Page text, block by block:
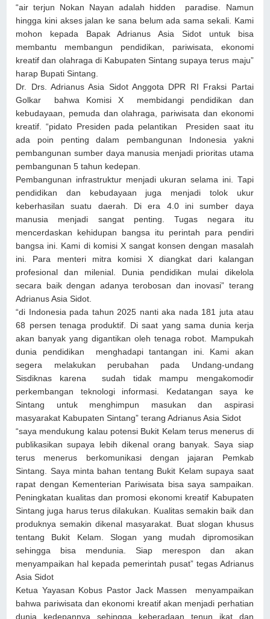
“air terjun Nokan Nayan adalah hidden paradise. Namun
hingga kini akses jalan ke sana belum ada sama sekali. Kami
mohon kepada Bapak Adrianus Asia Sidot untuk bisa
membantu membangun pendidikan, pariwisata, ekonomi
kreatif dan olahraga di Kabupaten Sintang supaya terus maju”
harap Bupati Sintang.
Dr. Drs. Adrianus Asia Sidot Anggota DPR RI Fraksi Partai
Golkar bahwa Komisi X membidangi pendidikan dan
kebudayaan, pemuda dan olahraga, pariwisata dan ekonomi
kreatif. “pidato Presiden pada pelantikan Presiden saat itu
ada poin penting dalam pembangunan Indonesia yakni
pembangunan sumber daya manusia menjadi prioritas utama
pembangunan 5 tahun kedepan.
Pembangunan infrastruktur menjadi ukuran selama ini. Tapi
pendidikan dan kebudayaan juga menjadi tolok ukur
keberhasilan suatu daerah. Di era 4.0 ini sumber daya
manusia menjadi sangat penting. Tugas negara itu
mencerdaskan kehidupan bangsa itu perintah para pendiri
bangsa ini. Kami di komisi X sangat konsen dengan masalah
ini. Para menteri mitra komisi X diangkat dari kalangan
profesional dan milenial. Dunia pendidikan mulai dikelola
secara baik dengan adanya terobosan dan inovasi” terang
Adrianus Asia Sidot.
“di Indonesia pada tahun 2025 nanti aka nada 181 juta atau
68 persen tenaga produktif. Di saat yang sama dunia kerja
akan banyak yang digantikan oleh tenaga robot. Mampukah
dunia pendidikan menghadapi tantangan ini. Kami akan
segera melakukan perubahan pada Undang-undang
Sisdiknas karena sudah tidak mampu mengakomodir
perkembangan teknologi informasi. Kedatangan saya ke
Sintang untuk menghimpun masukan dan aspirasi
masyarakat Kabupaten Sintang” terang Adrianus Asia Sidot
“saya mendukung kalau potensi Bukit Kelam terus menerus di
publikasikan supaya lebih dikenal orang banyak. Saya siap
terus menerus berkomunikasi dengan jajaran Pemkab
Sintang. Saya minta bahan tentang Bukit Kelam supaya saat
rapat dengan Kementerian Pariwisata bisa saya sampaikan.
Peningkatan kualitas dan promosi ekonomi kreatif Kabupaten
Sintang juga harus terus dilakukan. Kualitas semakin baik dan
produknya semakin dikenal masyarakat. Buat slogan khusus
tentang Bukit Kelam. Slogan yang mudah dipromosikan
sehingga bisa mendunia. Siap merespon dan akan
menyampaikan hal kepada pemerintah pusat” tegas Adrianus
Asia Sidot
Ketua Yayasan Kobus Pastor Jack Massen menyampaikan
bahwa pariwisata dan ekonomi kreatif akan menjadi perhatian
dunia kedepannya sehingga keberadaan tenun ikat dan